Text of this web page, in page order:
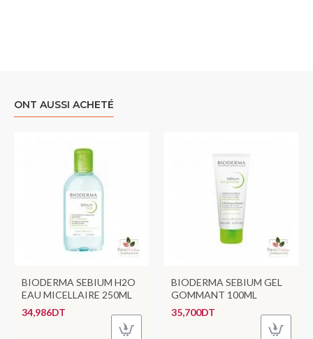
ONT AUSSI ACHETÉ
BIODERMA SEBIUM H2O
EAU MICELLAIRE 250ML
34,986DT
BIODERMA SEBIUM GEL
GOMMANT 100ML
35,700DT